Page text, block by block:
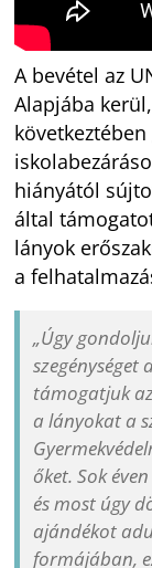
A bevétel az
Alapjába
hiányától
által
lányok
a
„Úgy
támogatjuk
a lányokat a
őket. Sok
és most úgy
ajándékot
formájában,